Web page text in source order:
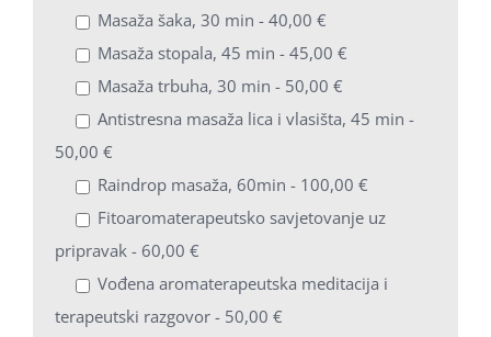
Masaža šaka, 30 min - 40,00 €
Masaža stopala, 45 min - 45,00 €
Masaža trbuha, 30 min - 50,00 €
Antistresna masaža lica i vlasišta, 45 min -
50,00 €
Raindrop masaža, 60min - 100,00 €
Fitoaromaterapeutsko savjetovanje uz
pripravak - 60,00 €
Vođena aromaterapeutska meditacija i
terapeutski razgovor - 50,00 €